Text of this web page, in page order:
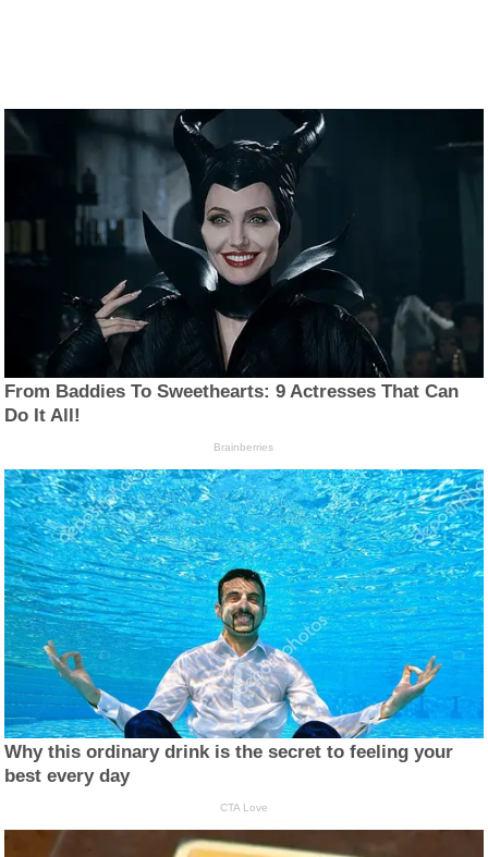
From Baddies To Sweethearts: 9 Actresses That Can
Do It All!
Brainberries
Why this ordinary drink is the secret to feeling your
best every day
CTA Love